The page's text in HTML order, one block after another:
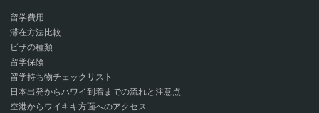
留学費用
滞在方法比較
ビザの種類
留学保険
留学持ち物チェックリスト
日本出発からハワイ到着までの流れと注意点
空港からワイキキ方面へのアクセス